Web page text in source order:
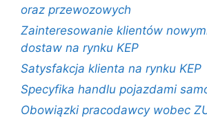
oraz przewozowych
Zainteresowanie klientów
dostaw na rynku KEP
Satysfakcja klienta na rynku KEP
Specyfika handlu pojazdami
Obowiązki pracodawcy wobec